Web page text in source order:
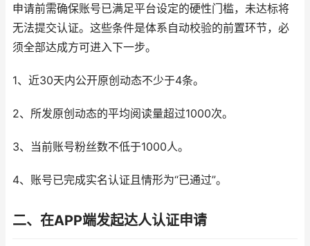
申请前需确保账号已满足平台设定的硬性门槛，未达标将
无法提交认证。这些条件是体系自动校验的前置环节，必
须全部达成方可进入下一步。
1、近30天内公开原创动态不少于4条。
2、所发原创动态的平均阅读量超过1000次。
3、当前账号粉丝数不低于1000人。
4、账号已完成实名认证且情形为“已通过”。
二、在APP端发起达人认证申请